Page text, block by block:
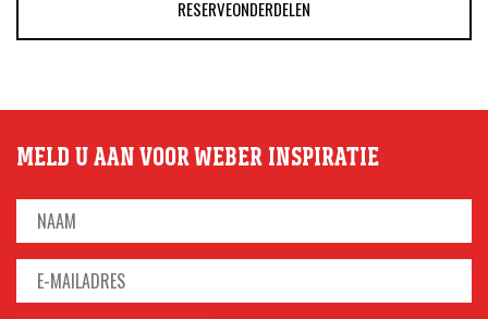
RESERVEONDERDELEN
MELD U AAN VOOR WEBER INSPIRATIE